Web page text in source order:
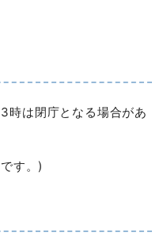
は閉庁となる場合があ
す。)